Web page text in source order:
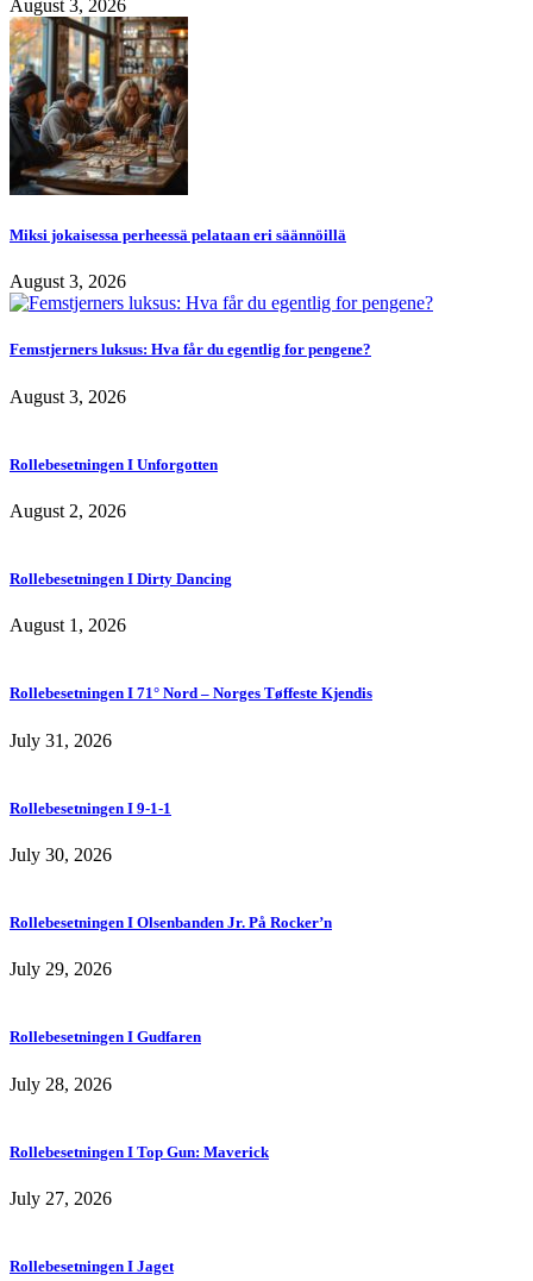
August 3, 2026
Miksi jokaisessa perheessä pelataan eri säännöillä
August 3, 2026
Femstjerners luksus: Hva får du egentlig for pengene?
August 3, 2026
Rollebesetningen I Unforgotten
August 2, 2026
Rollebesetningen I Dirty Dancing
August 1, 2026
Rollebesetningen I 71° Nord – Norges Tøffeste Kjendis
July 31, 2026
Rollebesetningen I 9-1-1
July 30, 2026
Rollebesetningen I Olsenbanden Jr. På Rocker’n
July 29, 2026
Rollebesetningen I Gudfaren
July 28, 2026
Rollebesetningen I Top Gun: Maverick
July 27, 2026
Rollebesetningen I Jaget